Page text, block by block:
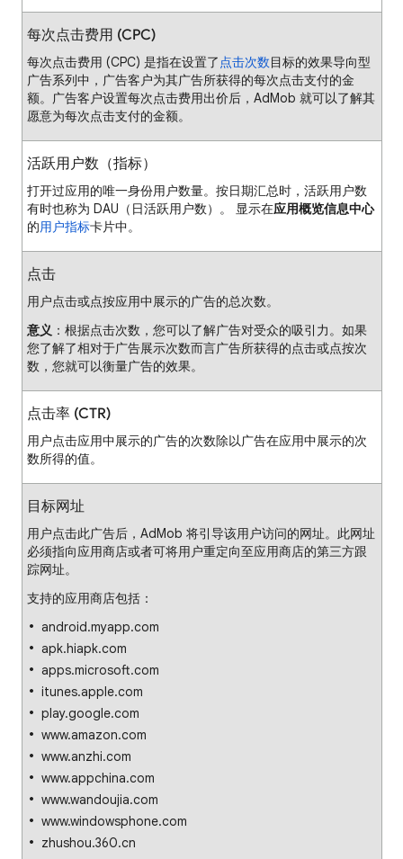
每次点击费用 (CPC)
每次点击费用 (CPC) 是指在设置了点击次数目标的效果导向型
广告系列中，广告客户为其广告所获得的每次点击支付的金
额。广告客户设置每次点击费用出价后，AdMob 就可以了解其
愿意为每次点击支付的金额。
活跃用户数（指标）
打开过应用的唯一身份用户数量。按日期汇总时，活跃用户数
有时也称为 DAU（日活跃用户数）。 显示在应用概览信息中心
的用户指标卡片中。
点击
用户点击或点按应用中展示的广告的总次数。
意义 ：根据点击次数，您可以了解广告对受众的吸引力。如果
您了解了相对于广告展示次数而言广告所获得的点击或点按次
数，您就可以衡量广告的效果。
点击率 (CTR)
用户点击应用中展示的广告的次数除以广告在应用中展示的次
数所得的值。
目标网址
用户点击此广告后，AdMob 将引导该用户访问的网址。此网址
必须指向应用商店或者可将用户重定向至应用商店的第三方跟
踪网址。
支持的应用商店包括：
android.myapp.com
apk.hiapk.com
apps.microsoft.com
itunes.apple.com
play.google.com
www.amazon.com
www.anzhi.com
www.appchina.com
www.wandoujia.com
www.windowsphone.com
zhushou.360.cn